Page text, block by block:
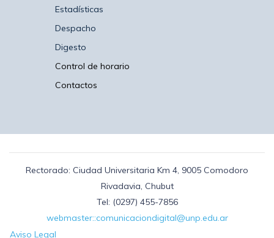
Estadísticas
Despacho
Digesto
Control de horario
Contactos
Rectorado: Ciudad Universitaria Km 4, 9005 Comodoro
Rivadavia, Chubut
Tel: (0297) 455-7856
webmaster::comunicaciondigital@unp.edu.ar
Aviso Legal